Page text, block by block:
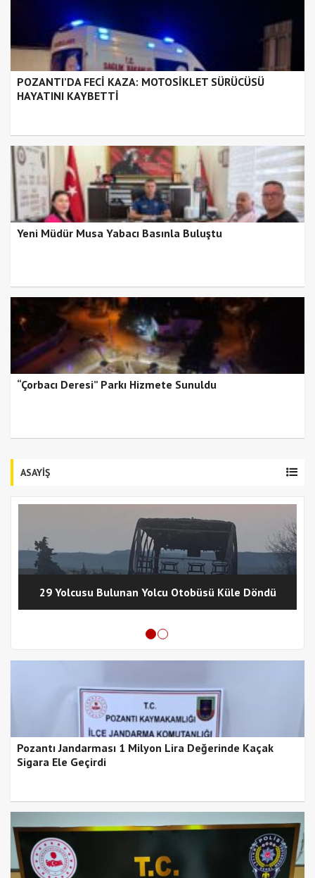
POZANTI’DA FECİ KAZA: MOTOSİKLET SÜRÜCÜSÜ
HAYATINI KAYBETTİ
Yeni Müdür Musa Yabacı Basınla Buluştu
“Çorbacı Deresi” Parkı Hizmete Sunuldu
ASAYİŞ
29 Yolcusu Bulunan Yolcu Otobüsü Küle Döndü
Pozantı Jandarması 1 Milyon Lira Değerinde Kaçak
Sigara Ele Geçirdi